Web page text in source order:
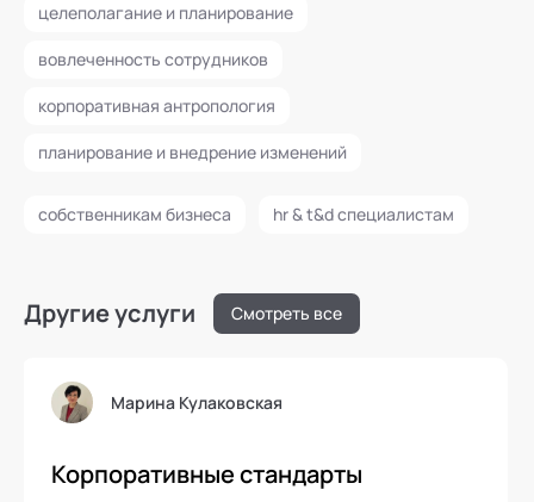
целеполагание и планирование
вовлеченность сотрудников
корпоративная антропология
планирование и внедрение изменений
собственникам бизнеса hr & t&d специалистам
Другие услуги Смотреть все
Марина Кулаковская
Корпоративные стандарты